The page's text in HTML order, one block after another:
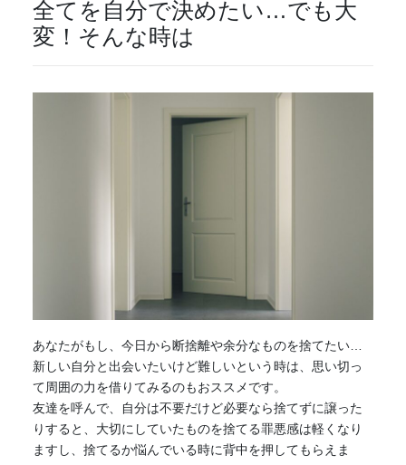
全てを自分で決めたい…でも大
変！そんな時は
あなたがもし、今日から断捨離や余分なものを捨てたい…
新しい自分と出会いたいけど難しいという時は、思い切っ
て周囲の力を借りてみるのもおススメです。
友達を呼んで、自分は不要だけど必要なら捨てずに譲った
りすると、大切にしていたものを捨てる罪悪感は軽くなり
ますし、捨てるか悩んでいる時に背中を押してもらえま